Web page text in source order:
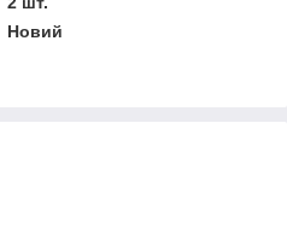
Новий